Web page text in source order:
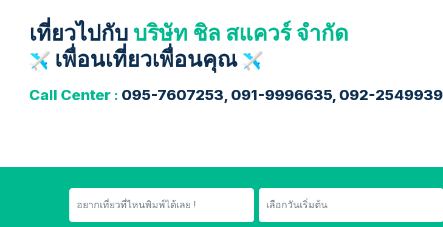
เที่ยวไปกับ บริษัท ชิล สแควร์ จำกัด
เพื่อนเที่ยวเพื่อนคุณ
Call Center : 095-7607253, 091-9996635, 092-2549939